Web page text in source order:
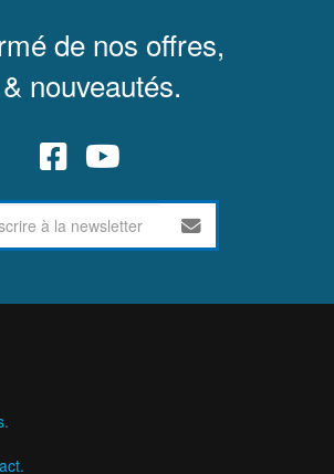
de nos offres,
nouveautés.